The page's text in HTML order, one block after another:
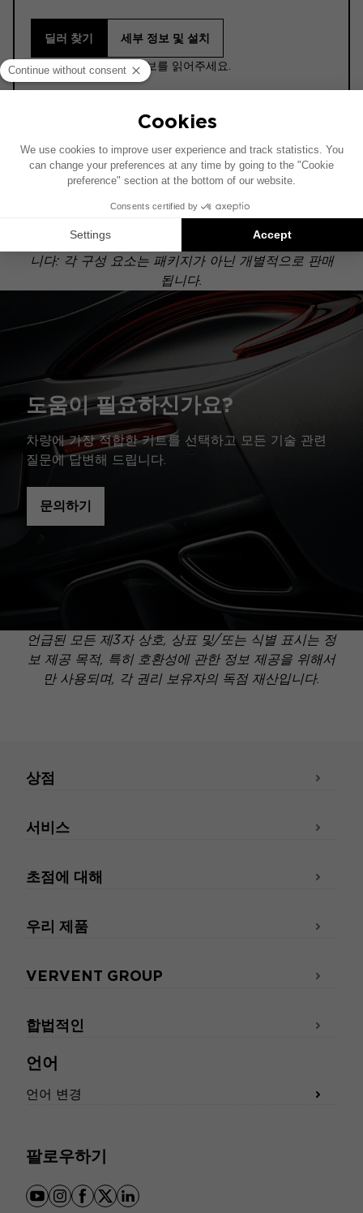
딜러 찾기 세부 정보 및 설치
ⓘ 구매하기 전에 이 정보를 읽어주세요.
이 설치 도면은 기본 오디오 시스템이 장착된 차량을
기준으로 제작되었습니다. 차량에 특정 하이파이 옵션
이 장착되어 있는 경우, 도면에 표시된 구성 요소의 위
치가 달라질 수 있습니다.
Focal Inside 설치는 호환 가능한 제품에 대한 제안입
니다: 각 구성 요소는 패키지가 아닌 개별적으로 판매
됩니다.
도움이 필요하신가요?
차량에 가장 적합한 키트를 선택하고 모든 기술 관련
질문에 답변해 드립니다.
문의하기
언급된 모든 제3자 상호, 상표 및/또는 식별 표시는 정
보 제공 목적, 특히 호환성에 관한 정보 제공을 위해서
만 사용되며, 각 권리 보유자의 독점 재산입니다.
언어
언어 변경
팔로우하기
youtube
instagram
facebook
x linkedin
상점
서비스
초점에 대해
우리 제품
VERVENT GROUP
합법적인